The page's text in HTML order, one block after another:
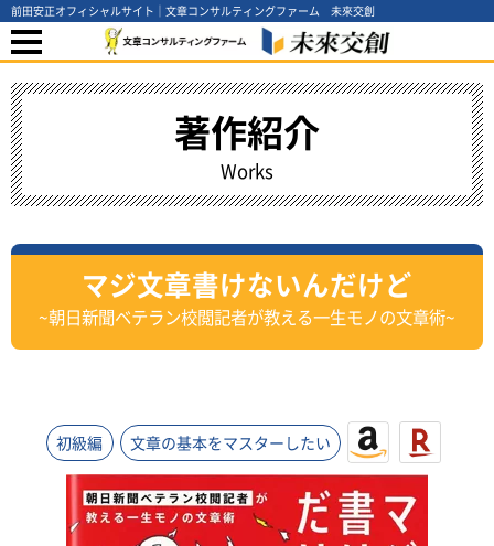
前田安正オフィシャルサイト｜文章コンサルティングファーム 未來交創
著作紹介
Works
マジ文章書けないんだけど
~朝日新聞ベテラン校閲記者が教える一生モノの文章術~
初級編 文章の基本をマスターしたい